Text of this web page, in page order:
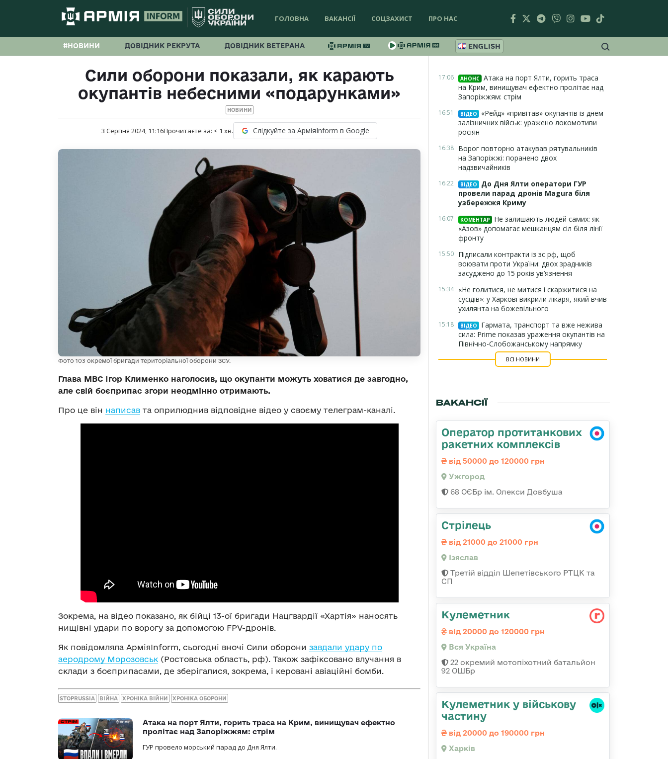
ГОЛОВНА ВАКАНСІЇ СОЦЗАХИСТ ПРО НАС
#НОВИНИ ДОВІДНИК РЕКРУТА ДОВІДНИК ВЕТЕРАНА ENGLISH
Сили оборони показали, як карають
окупантів небесними «подарунками»
НОВИНИ
3 Серпня 2024, 11:16Прочитаєте за: < 1 хв. Слідкуйте за АрміяInform в Google
Фото 103 окремої бригади територіальної оборони ЗСУ.
Глава МВС Ігор Клименко наголосив, що окупанти можуть ховатися де завгодно,
але свій боєприпас згори неодмінно отримають.
Про це він написав та оприлюднив відповідне відео у своєму телеграм-каналі.
Зокрема, на відео показано, як бійці 13-ої бригади Нацгвардії «Хартія» наносять
нищівні удари по ворогу за допомогою FPV-дронів.
Як повідомляла АрміяInform, сьогодні вночі Сили оборони завдали удару по
аеродрому Морозовськ (Ростовська область, рф). Також зафіксовано влучання в
склади з боєприпасами, де зберігалися, зокрема, і керовані авіаційні бомби.
STOPRUSSIA ВІЙНА ХРОНІКА ВІЙНИ ХРОНІКА ОБОРОНИ
Атака на порт Ялти, горить траса на Крим, винищувач ефектно
пролітає над Запоріжжям: стрім
ГУР провело морський парад до Дня Ялти.
17:06 АНОНС Атака на порт Ялти, горить траса
на Крим, винищувач ефектно пролітає над
Запоріжжям: стрім
16:51 ВІДЕО
«Рейд» «привітав» окупантів із днем
залізничних військ: уражено локомотиви
росіян
16:38 Ворог повторно атакував рятувальників
на Запоріжжі: поранено двох
надзвичайників
16:22 ВІДЕО
До Дня Ялти оператори ГУР
провели парад дронів Magura біля
узбережжя Криму
16:07 КОМЕНТАР
Не залишають людей самих: як
«Азов» допомагає мешканцям сіл біля лінії
фронту
15:50 Підписали контракти із зс рф, щоб
воювати проти України: двох зрадників
засуджено до 15 років ув’язнення
15:34 «Не голитися, не митися і скаржитися на
сусідів»: у Харкові викрили лікаря, який вчив
ухилянта на божевільного
15:18 ВІДЕО
Гармата, транспорт та вже нежива
сила: Prime показав ураження окупантів на
Північно-Слобожанському напрямку
ВСІ НОВИНИ
ВАКАНСІЇ
Оператор протитанкових
ракетних комплексів
від 50000 до 120000 грн
Ужгород
68 ОЄБр ім. Олекси Довбуша
Стрілець
від 21000 до 21000 грн
Ізяслав
Третій відділ Шепетівського РТЦК та
СП
Кулеметник
від 20000 до 120000 грн
Вся Україна
22 окремий мотопіхотний батальйон
92 ОШБр
Кулеметник у військову
частину
від 20000 до 190000 грн
Харків